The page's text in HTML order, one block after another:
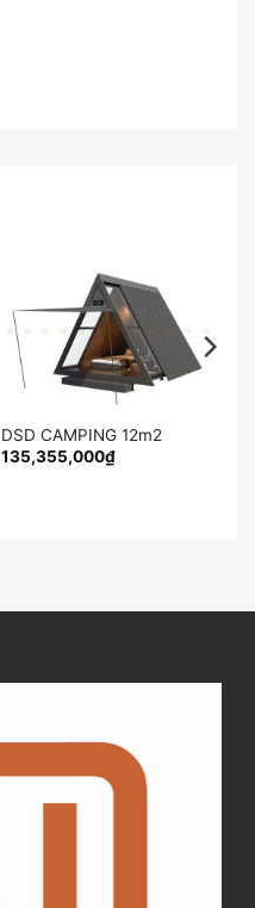
DSD CAMPING 12m2
135,355,000₫